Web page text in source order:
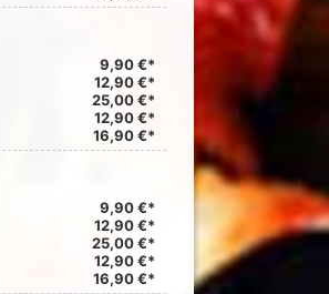
9,90 €*
12,90 €*
25,00 €*
12,90 €*
16,90 €*
9,90 €*
12,90 €*
25,00 €*
12,90 €*
16,90 €*